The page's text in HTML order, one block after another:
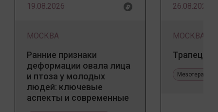
19.08.2026
МОСКВА
Ранние признаки
деформации овала лица
и птоза у молодых
людей: ключевые
аспекты и современные
26.08.2026
МОСКВА
Трапеция
Мезотерапия